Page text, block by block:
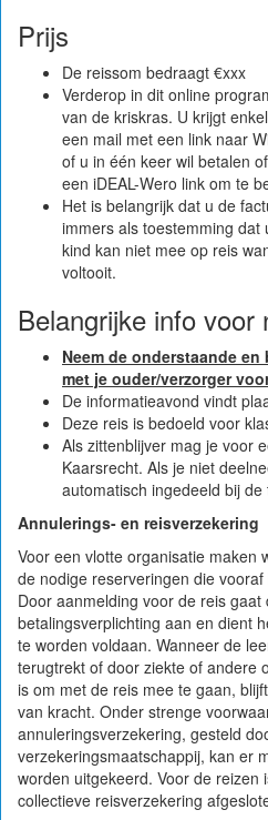
Prijs
De reissom bedraagt €xxx
Verderop in dit online
van de kriskras. U krijgt
een mail met een link naar
of u in één keer wil betalen
een iDEAL-Wero link om te
Het is belangrijk dat u de
immers als toestemming
kind kan niet mee op reis
voltooit.
Belangrijke info voor
Neem de onderstaande
met je ouder/verzorger
De informatieavond vindt
Deze reis is bedoeld voor
Als zittenblijver mag je voor
Kaarsrecht. Als je niet
automatisch ingedeeld bij
Annulerings- en reisverzekering
Voor een vlotte organisatie maken
de nodige reserveringen die
Door aanmelding voor de reis gaat
betalingsverplichting aan en dient
te worden voldaan. Wanneer de
terugtrekt of door ziekte of andere
is om met de reis mee te gaan,
van kracht. Onder strenge
annuleringsverzekering, gesteld
verzekeringsmaatschappij, kan er
worden uitgekeerd. Voor de reizen
collectieve reisverzekering